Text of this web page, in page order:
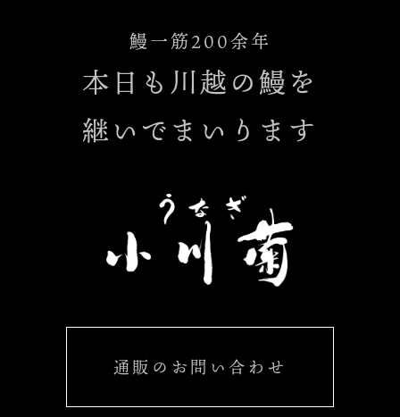
鰻一筋200余年
本日も川越の鰻を
継いでまいります
通販のお問い合わせ